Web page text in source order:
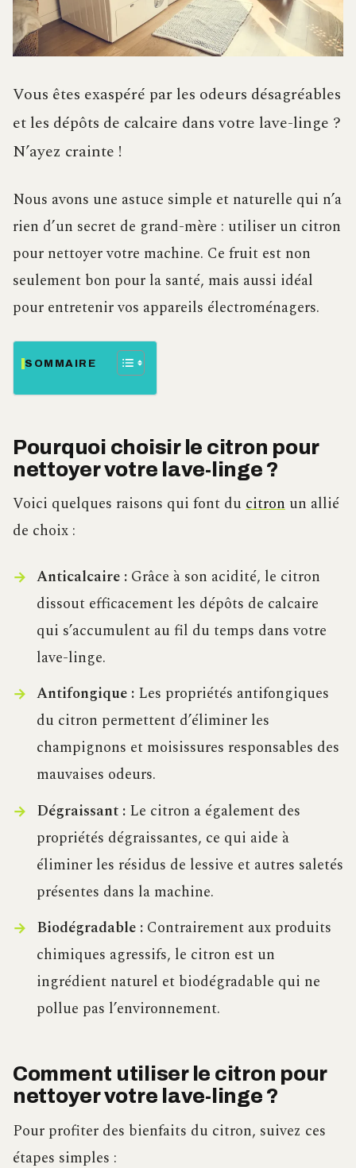
Vous êtes exaspéré par les odeurs désagréables
et les dépôts de calcaire dans votre lave-linge ?
N’ayez crainte !
Nous avons une astuce simple et naturelle qui n’a
rien d’un secret de grand-mère : utiliser un citron
pour nettoyer votre machine. Ce fruit est non
seulement bon pour la santé, mais aussi idéal
pour entretenir vos appareils électroménagers.
SOMMAIRE
Pourquoi choisir le citron pour
nettoyer votre lave-linge ?
Voici quelques raisons qui font du citron un allié
de choix :
Anticalcaire :Grâce à son acidité, le citron
dissout efficacement les dépôts de calcaire
qui s’accumulent au fil du temps dans votre
lave-linge.
Antifongique :Les propriétés antifongiques
du citron permettent d’éliminer les
champignons et moisissures responsables des
mauvaises odeurs.
Dégraissant :Le citron a également des
propriétés dégraissantes, ce qui aide à
éliminer les résidus de lessive et autres saletés
présentes dans la machine.
Biodégradable :Contrairement aux produits
chimiques agressifs, le citron est un
ingrédient naturel et biodégradable qui ne
pollue pas l’environnement.
Comment utiliser le citron pour
nettoyer votre lave-linge ?
Pour profiter des bienfaits du citron, suivez ces
étapes simples :